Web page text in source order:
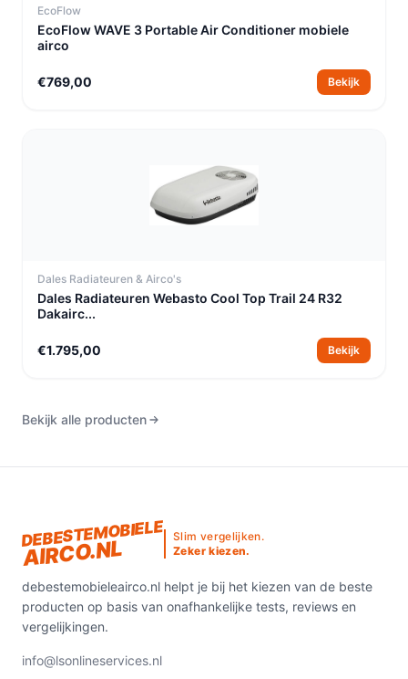
EcoFlow
EcoFlow WAVE 3 Portable Air Conditioner mobiele
airco
€769,00 Bekijk
Dales Radiateuren & Airco's
Dales Radiateuren Webasto Cool Top Trail 24 R32
Dakairc...
€1.795,00 Bekijk
Bekijk alle producten
DEBESTEMOBIELE
AIRCO.NL
Slim vergelijken.
Zeker kiezen.
debestemobieleairco.nl helpt je bij het kiezen van de beste
producten op basis van onafhankelijke tests, reviews en
vergelijkingen.
info@lsonlineservices.nl